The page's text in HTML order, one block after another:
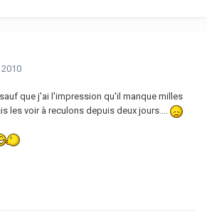
2010
que j'ai l'impression qu'il manque milles
les voir à reculons depuis deux jours....